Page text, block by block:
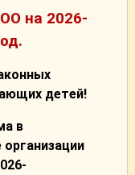
на 2026-
детей!
в